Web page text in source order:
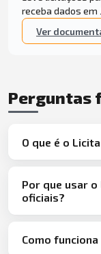
receba dados em
Ver
Perguntas
O que é o Licita
Por que usar
oficiais?
Como